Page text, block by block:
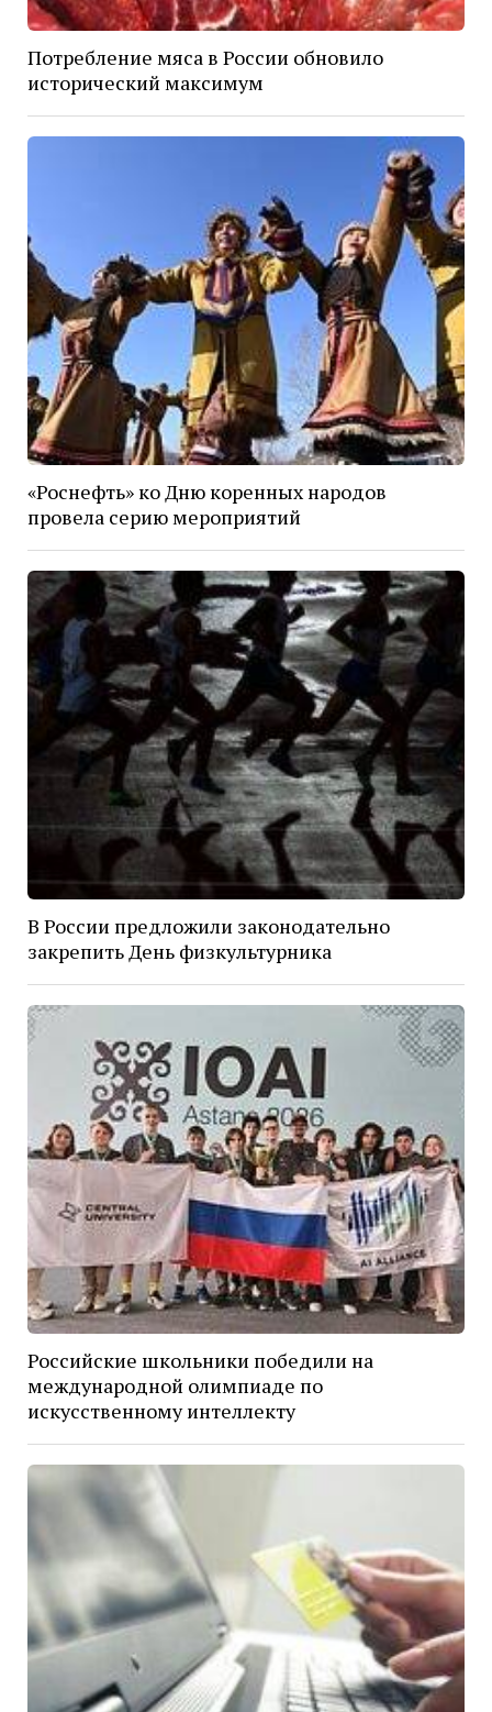
Потребление мяса в России обновило
исторический максимум
«Роснефть» ко Дню коренных народов
провела серию мероприятий
В России предложили законодательно
закрепить День физкультурника
Российские школьники победили на
международной олимпиаде по
искусственному интеллекту